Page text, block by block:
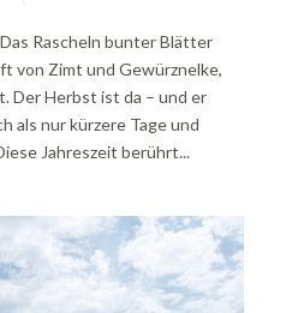
Rascheln bunter Blätter
von Zimt und Gewürznelke,
Der Herbst ist da – und er
als nur kürzere Tage und
Jahreszeit berührt...